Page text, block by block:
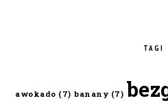
TAGI
awokado (7) banany (7)